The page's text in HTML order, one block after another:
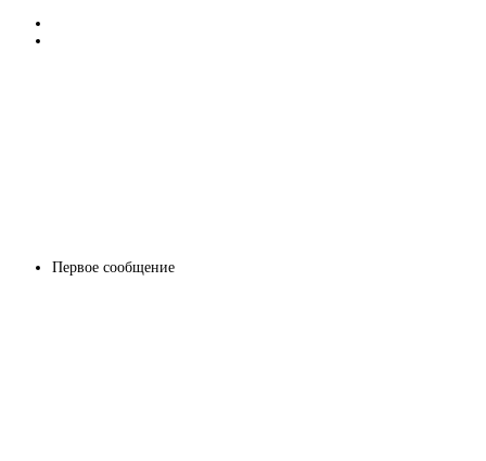
Первое сообщение